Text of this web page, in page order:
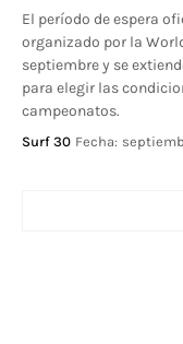
El período de espera
organizado por la
septiembre y se
para elegir las
campeonatos.
Surf 30 Fecha: